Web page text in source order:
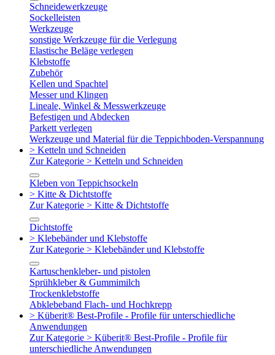
Schneidewerkzeuge
Sockelleisten
Werkzeuge
sonstige Werkzeuge für die Verlegung
Elastische Beläge verlegen
Klebstoffe
Zubehör
Kellen und Spachtel
Messer und Klingen
Lineale, Winkel & Messwerkzeuge
Befestigen und Abdecken
Parkett verlegen
Werkzeuge und Material für die Teppichboden-Verspannung
> Ketteln und Schneiden
Zur Kategorie > Ketteln und Schneiden
Kleben von Teppichsockeln
> Kitte & Dichtstoffe
Zur Kategorie > Kitte & Dichtstoffe
Dichtstoffe
> Klebebänder und Klebstoffe
Zur Kategorie > Klebebänder und Klebstoffe
Kartuschenkleber- und pistolen
Sprühkleber & Gummimilch
Trockenklebstoffe
Abklebeband Flach- und Hochkrepp
> Küberit® Best-Profile - Profile für unterschiedliche
Anwendungen
Zur Kategorie > Küberit® Best-Profile - Profile für
unterschiedliche Anwendungen